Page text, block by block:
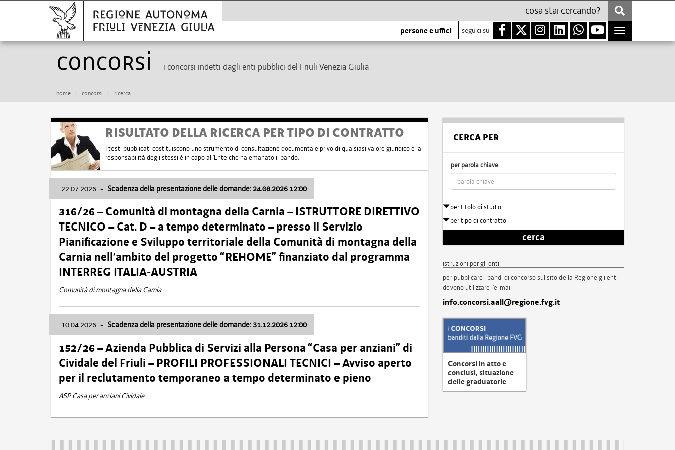
persone e uffici seguici su
Toggle
navigation
Concorsi i concorsi indetti dagli enti pubblici del Friuli Venezia Giulia
home concorsi ricerca
RISULTATO DELLA RICERCA PER TIPO DI CONTRATTO
I testi pubblicati costituiscono uno strumento di consultazione documentale privo di qualsiasi valore giuridico e la
responsabilità degli stessi è in capo all'Ente che ha emanato il bando.
22.07.2026 - Scadenza della presentazione delle domande: 24.08.2026 12:00
316/26 – Comunità di montagna della Carnia – ISTRUTTORE DIRETTIVO
TECNICO – Cat. D – a tempo determinato – presso il Servizio
Pianificazione e Sviluppo territoriale della Comunità di montagna della
Carnia nell’ambito del progetto “REHOME” finanziato dal programma
INTERREG ITALIA-AUSTRIA
Comunità di montagna della Carnia
10.04.2026 - Scadenza della presentazione delle domande: 31.12.2026 12:00
152/26 – Azienda Pubblica di Servizi alla Persona “Casa per anziani” di
Cividale del Friuli – PROFILI PROFESSIONALI TECNICI – Avviso aperto
per il reclutamento temporaneo a tempo determinato e pieno
ASP Casa per anziani Cividale
CERCA PER
per parola chiave
per titolo di studio
per tipo di contratto
cerca
istruzioni per gli enti
per pubblicare i bandi di concorso sul sito della Regione gli enti
devono utilizzare l'e-mail
info.concorsi.aall@regione.fvg.it
Concorsi in atto e
conclusi, situazione
delle graduatorie